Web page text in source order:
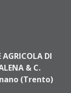
AGRICOLA DI
& C.
(Trento)